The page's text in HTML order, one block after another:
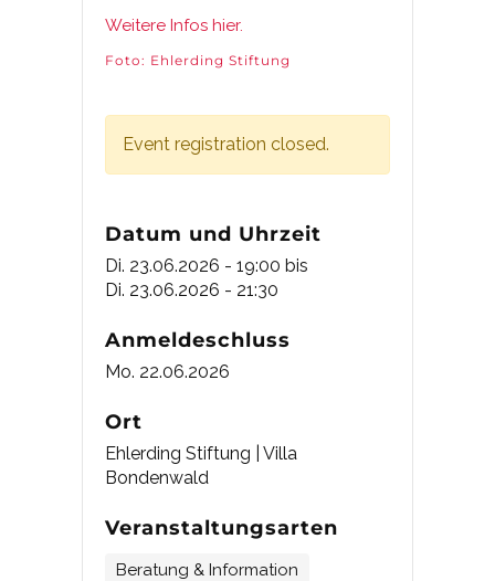
Weitere Infos hier.
Foto: Ehlerding Stiftung
Event registration closed.
Datum und Uhrzeit
Di. 23.06.2026 - 19:00 bis
Di. 23.06.2026 - 21:30
Anmeldeschluss
Mo. 22.06.2026
Ort
Ehlerding Stiftung | Villa
Bondenwald
Veranstaltungsarten
Beratung & Information